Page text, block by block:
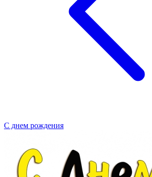
С днем рождения